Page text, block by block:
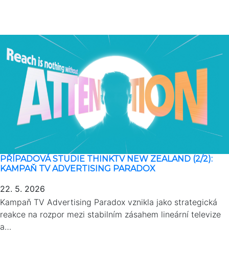
PŘÍPADOVÁ STUDIE THINKTV NEW ZEALAND (2/2):
KAMPAŇ TV ADVERTISING PARADOX
22. 5. 2026
Kampaň TV Advertising Paradox vznikla jako strategická
reakce na rozpor mezi stabilním zásahem lineární televize
a…